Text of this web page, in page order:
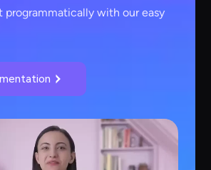
programmatically with our easy